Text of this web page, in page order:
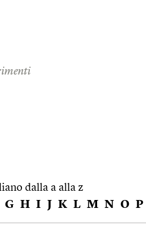
dalla a alla z
G H I J K L M N O P